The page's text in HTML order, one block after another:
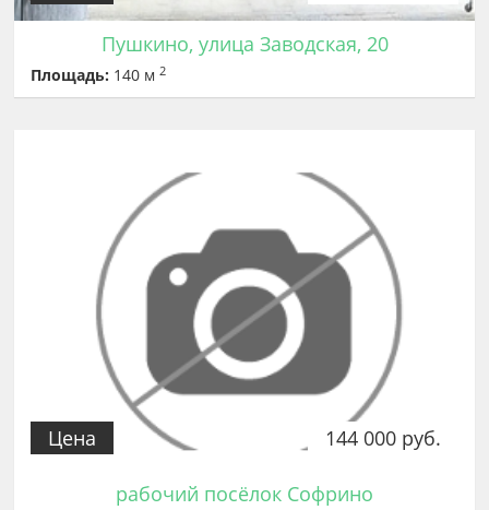
Пушкино, улица Заводская, 20
Площадь: 140 м2
144 000 руб.
Цена
рабочий посёлок Софрино